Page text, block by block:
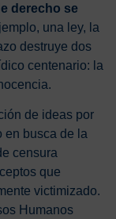
derecho se
una ley, la
destruye dos
centenario: la
de ideas por
en busca de la
censura
que
victimizado.
Humanos